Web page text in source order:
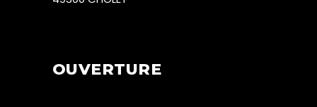
OUVERTURE